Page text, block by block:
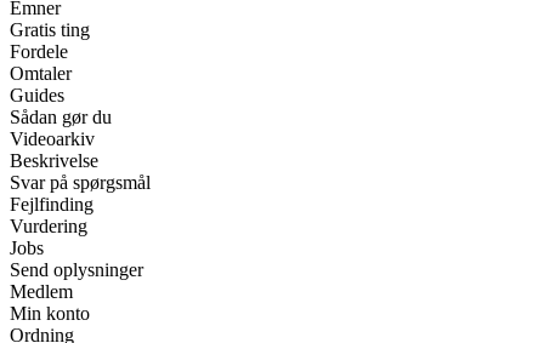
Emner
Gratis ting
Fordele
Omtaler
Guides
Sådan gør du
Videoarkiv
Beskrivelse
Svar på spørgsmål
Fejlfinding
Vurdering
Jobs
Send oplysninger
Medlem
Min konto
Ordning